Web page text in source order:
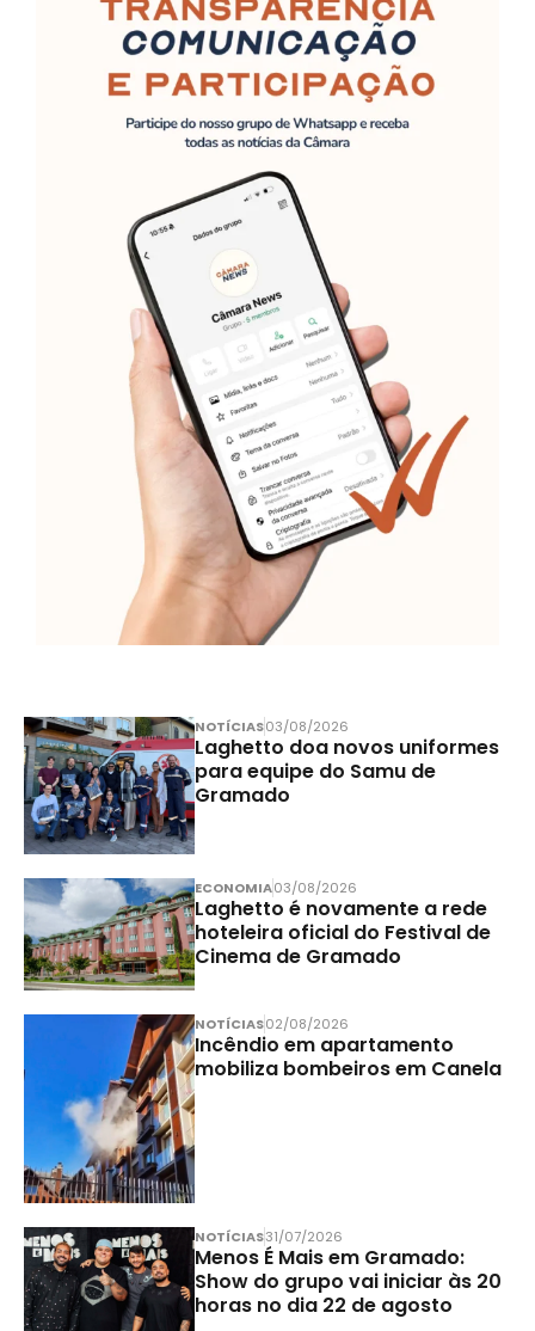
NOTÍCIAS03/08/2026
Laghetto doa novos uniformes
para equipe do Samu de
Gramado
ECONOMIA03/08/2026
Laghetto é novamente a rede
hoteleira oficial do Festival de
Cinema de Gramado
NOTÍCIAS02/08/2026
Incêndio em apartamento
mobiliza bombeiros em Canela
NOTÍCIAS31/07/2026
Menos É Mais em Gramado:
Show do grupo vai iniciar às 20
horas no dia 22 de agosto